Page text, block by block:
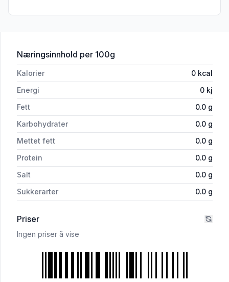
Næringsinnhold for 'Senseo Friele Medium Kopp
per 100g
Kalorier 0 kcal
Energi
0 kj
Fett
0.0 g
Karbohydrater
0.0 g
Mettet fett
0.0 g
Protein
0.0 g
Salt
0.0 g
Sukkerarter
0.0 g
Priser
Ingen priser å vise